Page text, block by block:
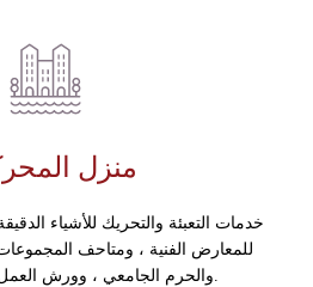
منزل
خدمات التعبئة والتحريك للأشياء
للمعارض الفنية ، ومتاحف
والحرم الجامعي ، وورش العمل ، ووحدات التصنيع.